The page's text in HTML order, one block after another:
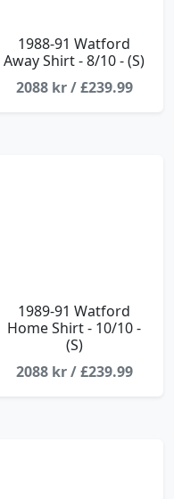
1988-91 Watford
Away Shirt - 8/10 - (S)
2088 kr / £239.99
1989-91 Watford
Home Shirt - 10/10 -
(S)
2088 kr / £239.99